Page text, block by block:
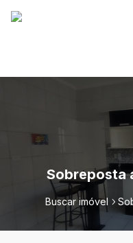
Sobreposta
Buscar imóvel